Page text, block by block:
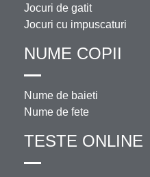
Jocuri de gatit
Jocuri cu impuscaturi
NUME COPII
Nume de baieti
Nume de fete
TESTE ONLINE